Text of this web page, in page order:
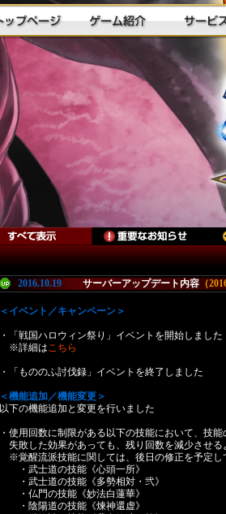
2016.10.19 サーバーアップデート内容（
＜イベント／キャンペーン＞
・「戦国ハロウィン祭り」イベントを開始しました
※詳細はこちら
・「もののふ討伐録」イベントを終了しました
＜機能追加／機能変更＞
以下の機能追加と変更を行いました
・使用回数に制限がある以下の技能において、技
失敗した効果があっても、残り回数を減少させる
※覚醒流派技能に関しては、後日の修正を予定し
・武士道の技能《心頭一所》
・武士道の技能《多勢相対・弐》
・仏門の技能《妙法白蓮華》
・陰陽道の技能《煉神還虚》